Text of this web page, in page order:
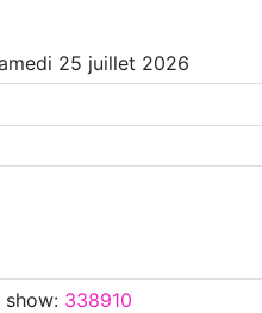
25 juillet 2026
: 338910